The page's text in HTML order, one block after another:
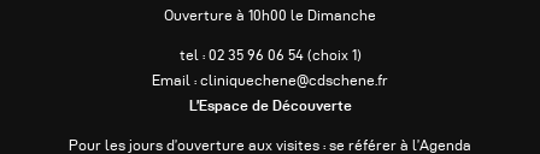
Ouverture à 10h00 le Dimanche
tel : 02 35 96 06 54 (choix 1)
Email : cliniquechene@cdschene.fr
L’Espace de Découverte
Pour les jours d’ouverture aux visites : se référer à l’Agenda